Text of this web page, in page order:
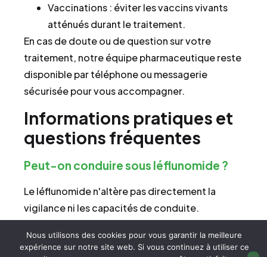
Vaccinations : éviter les vaccins vivants
atténués durant le traitement.
En cas de doute ou de question sur votre
traitement, notre équipe pharmaceutique reste
disponible par téléphone ou messagerie
sécurisée pour vous accompagner.
Informations pratiques et
questions fréquentes
Peut-on conduire sous léflunomide ?
Le léflunomide n'altère pas directement la
vigilance ni les capacités de conduite.
(vertiges, fatigue) peuvent survenir, en
Nous utilisons des cookies pour vous garantir la meilleure
expérience sur notre site web. Si vous continuez à utiliser ce